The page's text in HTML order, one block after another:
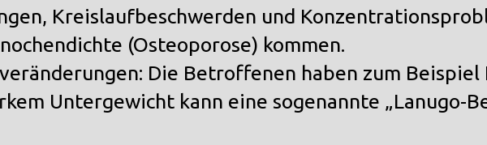
Kreislaufbeschwerden und
(Osteoporose) kommen.
Die Betroffenen haben zum
Untergewicht kann eine sogenannte „Lanugo-